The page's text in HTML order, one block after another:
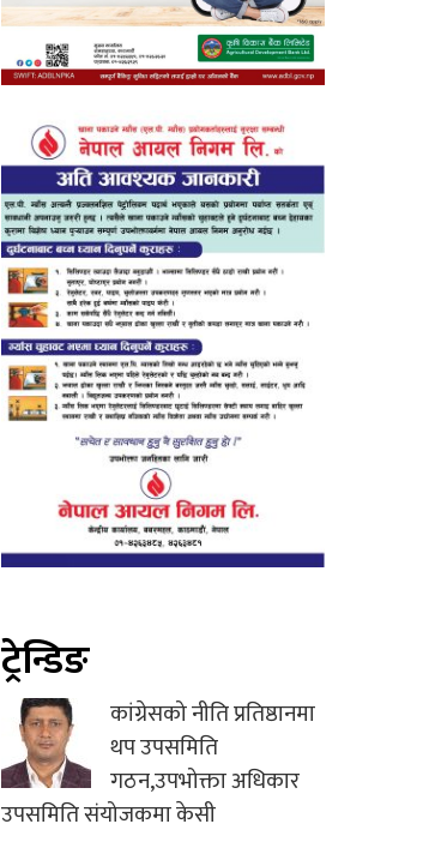
ट्रेन्डिङ
कांग्रेसको नीति प्रतिष्ठानमा
थप उपसमिति
गठन,उपभोक्ता अधिकार
उपसमिति संयोजकमा केसी